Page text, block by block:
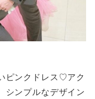
ピンクドレス♡アク
シンプルなデザイン